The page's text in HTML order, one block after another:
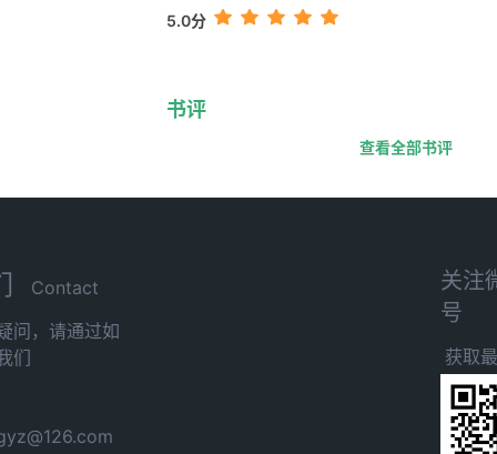
5.0分
书评
查看全部书评
Contact
问，请通过如
们
关注
号
获取